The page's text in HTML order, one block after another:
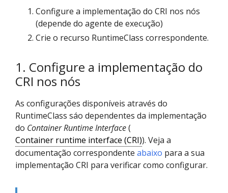
Configure a implementação do CRI nos nós
(depende do agente de execução)
Crie o recurso RuntimeClass correspondente.
1. Configure a implementação do
CRI nos nós
As configurações disponíveis através do
RuntimeClass sáo dependentes da implementação
do Container Runtime Interface(
Container runtime interface (CRI)). Veja a
documentação correspondente abaixo para a sua
implementação CRI para verificar como configurar.